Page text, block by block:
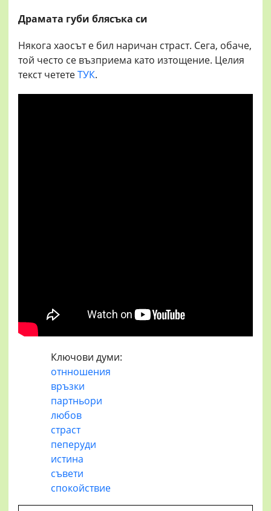
Драмата губи блясъка си
Някога хаосът е бил наричан страст. Сега, обаче,
той често се възприема като изтощение. Целия
текст чететеТУК.
Ключови думи:
отнношения
връзки
партньори
любов
страст
пеперуди
истина
съвети
спокойствие